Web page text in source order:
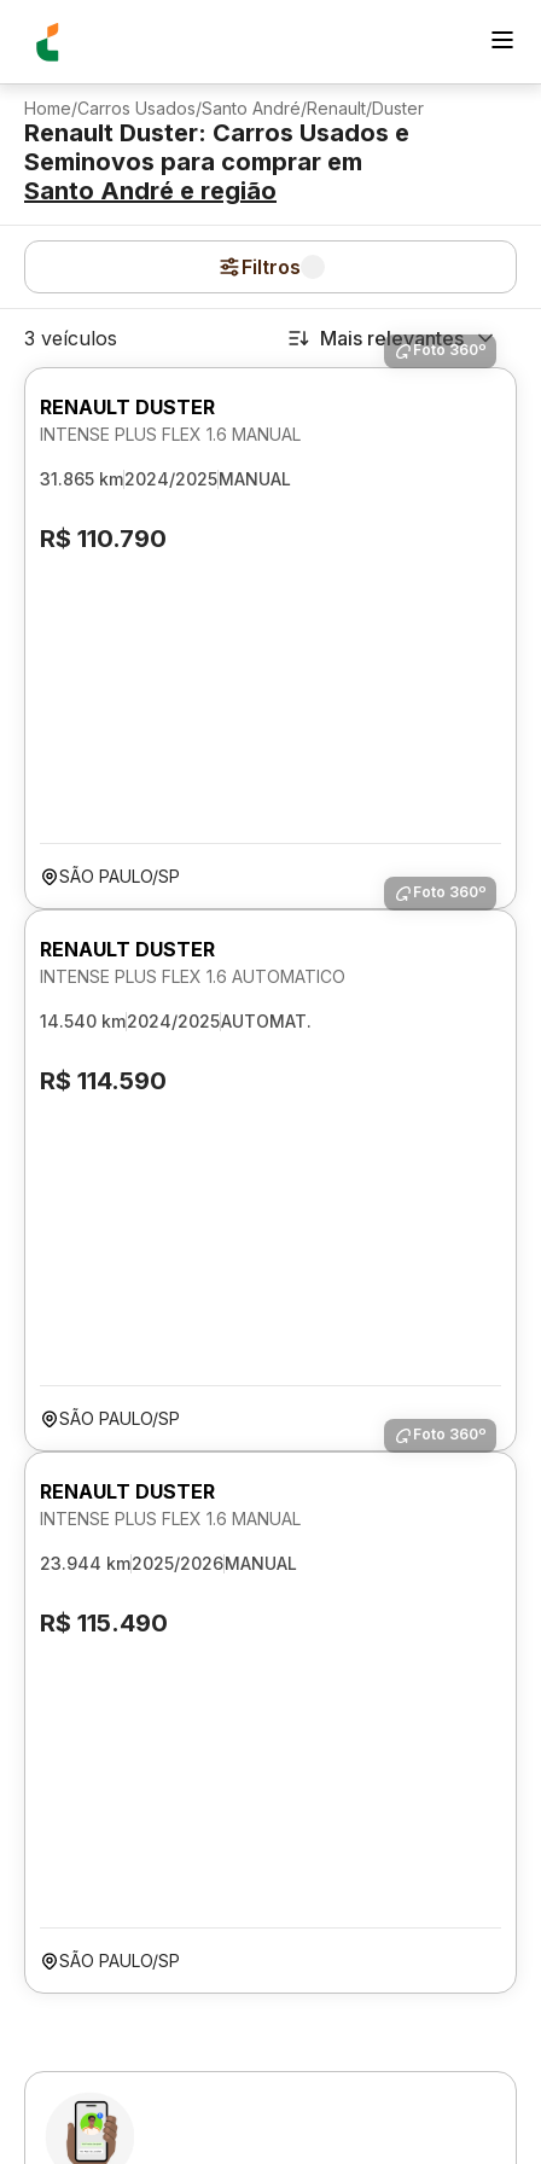
Home/Carros Usados/Santo André/Renault/Duster
Renault Duster: Carros Usados e
Seminovos para comprar em
Santo André e região
Filtros
3 veículos Mais relevantes
Foto 360º
RENAULT DUSTER
INTENSE PLUS FLEX 1.6 MANUAL
31.865 km2024/2025MANUAL
R$ 110.790
SÃO PAULO/SP
Foto 360º
RENAULT DUSTER
INTENSE PLUS FLEX 1.6 AUTOMATICO
14.540 km2024/2025AUTOMAT.
R$ 114.590
SÃO PAULO/SP
Foto 360º
RENAULT DUSTER
INTENSE PLUS FLEX 1.6 MANUAL
23.944 km2025/2026MANUAL
R$ 115.490
SÃO PAULO/SP